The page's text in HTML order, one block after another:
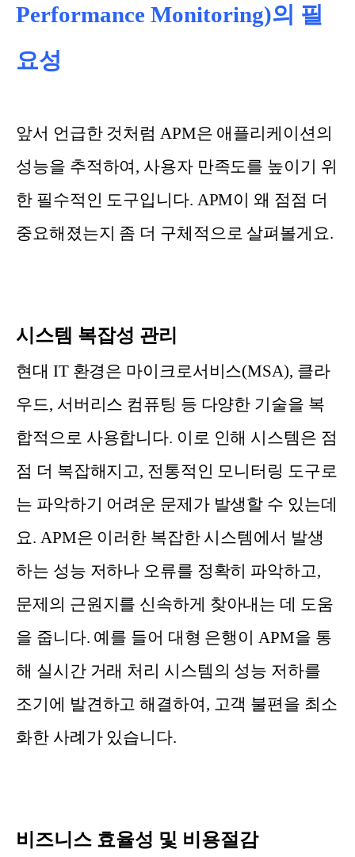
Performance Monitoring)의 필
요성
앞서 언급한 것처럼 APM은 애플리케이션의
성능을 추적하여, 사용자 만족도를 높이기 위
한 필수적인 도구입니다. APM이 왜 점점 더
중요해졌는지 좀 더 구체적으로 살펴볼게요.
시스템 복잡성 관리
현대 IT 환경은 마이크로서비스(MSA), 클라
우드, 서버리스 컴퓨팅 등 다양한 기술을 복
합적으로 사용합니다. 이로 인해 시스템은 점
점 더 복잡해지고, 전통적인 모니터링 도구로
는 파악하기 어려운 문제가 발생할 수 있는데
요. APM은 이러한 복잡한 시스템에서 발생
하는 성능 저하나 오류를 정확히 파악하고,
문제의 근원지를 신속하게 찾아내는 데 도움
을 줍니다. 예를 들어 대형 은행이 APM을 통
해 실시간 거래 처리 시스템의 성능 저하를
조기에 발견하고 해결하여, 고객 불편을 최소
화한 사례가 있습니다.
비즈니스 효율성 및 비용절감